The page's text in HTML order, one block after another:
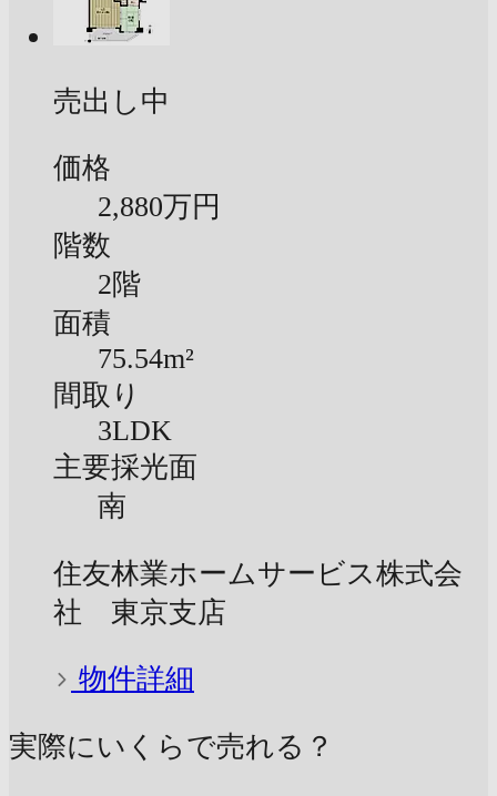
売出し中
価格
2,880万円
階数
2階
面積
75.54m²
間取り
3LDK
主要採光面
南
住友林業ホームサービス株式会
社 東京支店
物件詳細
実際にいくらで売れる？